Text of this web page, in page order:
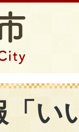
い